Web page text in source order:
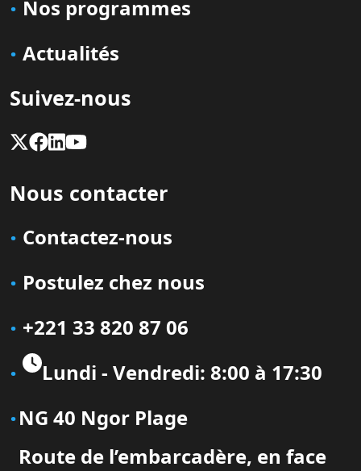
Nos programmes
Actualités
Suivez-nous
Nous contacter
Contactez-nous
Postulez chez nous
+221 33 820 87 06
Lundi - Vendredi: 8:00 à 17:30
NG 40 Ngor Plage
Route de l’embarcadère, en face